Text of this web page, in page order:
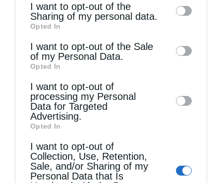
information by third parties on the IAB’s list
of downstream participants. This
information may also be disclosed by us to
third parties on theIAB’s List of
Downstream Participants
disclose it to other third parties.
I want to opt-out of the
Sharing of my personal data.
Opted In
I want to opt-out of the Sale
of my Personal Data.
Opted In
I want to opt-out of
processing my Personal
Data for Targeted
Advertising.
Opted In
I want to opt-out of
Collection, Use, Retention,
Sale, and/or Sharing of my
Personal Data that Is
Τελευταία άρθρα
Η LEROY MERLIN στηρίζει τον Ελληνικό Ερυθρό
Σταυρό με δωρεά επιχειρησιακού εξοπλισμού για
πυρκαγιών